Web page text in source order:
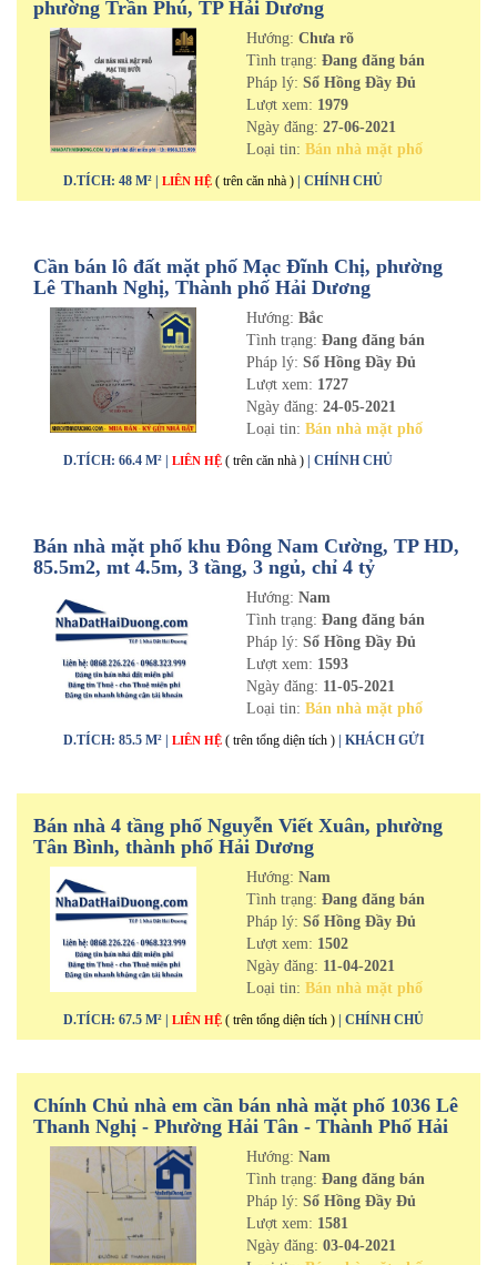
phường Trần Phú, TP Hải Dương
Hướng: Chưa rõ
Tình trạng: Đang đăng bán
Pháp lý: Sổ Hồng Đầy Đủ
Lượt xem: 1979
Ngày đăng: 27-06-2021
Loại tin: Bán nhà mặt phố
D.TÍCH: 48 M² | LIÊN HỆ ( trên căn nhà ) | CHÍNH CHỦ
Cần bán lô đất mặt phố Mạc Đĩnh Chị, phường
Lê Thanh Nghị, Thành phố Hải Dương
Hướng: Bắc
Tình trạng: Đang đăng bán
Pháp lý: Sổ Hồng Đầy Đủ
Lượt xem: 1727
Ngày đăng: 24-05-2021
Loại tin: Bán nhà mặt phố
D.TÍCH: 66.4 M² | LIÊN HỆ ( trên căn nhà ) | CHÍNH CHỦ
Bán nhà mặt phố khu Đông Nam Cường, TP HD,
85.5m2, mt 4.5m, 3 tầng, 3 ngủ, chỉ 4 tỷ
Hướng: Nam
Tình trạng: Đang đăng bán
Pháp lý: Sổ Hồng Đầy Đủ
Lượt xem: 1593
Ngày đăng: 11-05-2021
Loại tin: Bán nhà mặt phố
D.TÍCH: 85.5 M² | LIÊN HỆ ( trên tổng diện tích ) | KHÁCH GỬI
Bán nhà 4 tầng phố Nguyễn Viết Xuân, phường
Tân Bình, thành phố Hải Dương
Hướng: Nam
Tình trạng: Đang đăng bán
Pháp lý: Sổ Hồng Đầy Đủ
Lượt xem: 1502
Ngày đăng: 11-04-2021
Loại tin: Bán nhà mặt phố
D.TÍCH: 67.5 M² | LIÊN HỆ ( trên tổng diện tích ) | CHÍNH CHỦ
Chính Chủ nhà em cần bán nhà mặt phố 1036 Lê
Thanh Nghị - Phường Hải Tân - Thành Phố Hải
Dương
Hướng: Nam
Tình trạng: Đang đăng bán
Pháp lý: Sổ Hồng Đầy Đủ
Lượt xem: 1581
Ngày đăng: 03-04-2021